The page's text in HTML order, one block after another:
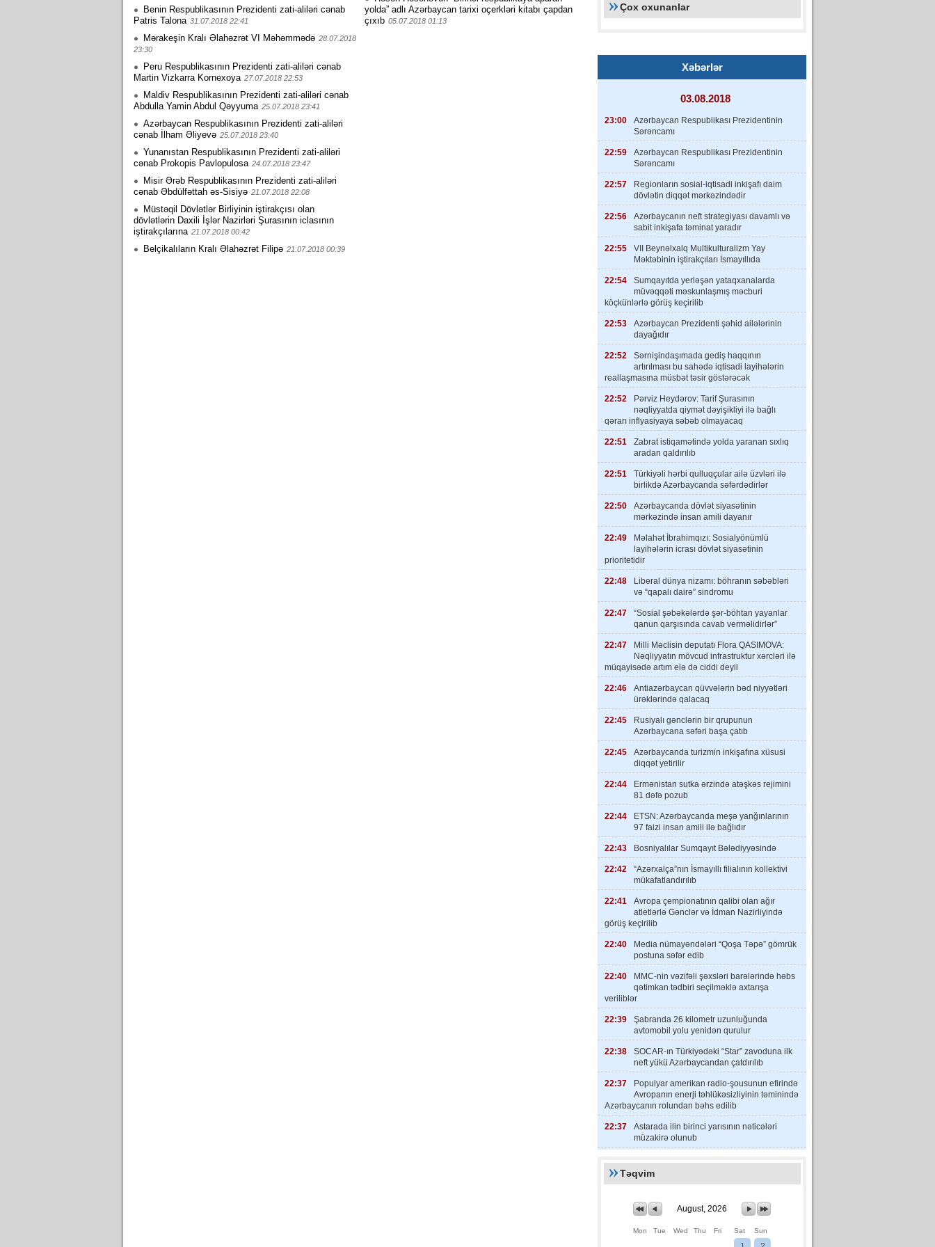
Benin Respublikasının Prezidenti zati-aliləri cənab
Patris Talona 31.07.2018 22:41
Mərakeşin Kralı Əlahəzrət VI Məhəmmədə 28.07.2018
23:30
Peru Respublikasının Prezidenti zati-aliləri cənab
Martin Vizkarra Kornexoya 27.07.2018 22:53
Maldiv Respublikasının Prezidenti zati-aliləri cənab
Abdulla Yamin Abdul Qəyyuma 25.07.2018 23:41
Azərbaycan Respublikasının Prezidenti zati-aliləri
cənab İlham Əliyevə 25.07.2018 23:40
Yunanıstan Respublikasının Prezidenti zati-aliləri
cənab Prokopis Pavlopulosa 24.07.2018 23:47
Misir Ərəb Respublikasının Prezidenti zati-aliləri
cənab Əbdülfəttah əs-Sisiyə 21.07.2018 22:08
Müstəqil Dövlətlər Birliyinin iştirakçısı olan
dövlətlərin Daxili İşlər Nazirləri Şurasının iclasının
iştirakçılarına 21.07.2018 00:42
Belçikalıların Kralı Əlahəzrət Filipə 21.07.2018 00:39
yolda” adlı Azərbaycan tarixi oçerkləri kitabı çapdan
çıxıb 05.07.2018 01:13
Çox oxunanlar
Xəbərlər
03.08.2018
23:00
Azərbaycan Respublikası Prezidentinin
Sərəncamı
22:59
Azərbaycan Respublikası Prezidentinin
Sərəncamı
22:57
Regionların sosial-iqtisadi inkişafı daim
dövlətin diqqət mərkəzindədir
22:56
Azərbaycanın neft strategiyası davamlı və
sabit inkişafa təminat yaradır
22:55
VII Beynəlxalq Multikulturalizm Yay
Məktəbinin iştirakçıları İsmayıllıda
22:54
Sumqayıtda yerləşən yataqxanalarda
müvəqqəti məskunlaşmış məcburi
köçkünlərlə görüş keçirilib
22:53
Azərbaycan Prezidenti şəhid ailələrinin
dayağıdır
22:52
Sərnişindaşımada gediş haqqının
artırılması bu sahədə iqtisadi layihələrin
reallaşmasına müsbət təsir göstərəcək
22:52
Pərviz Heydərov: Tarif Şurasının
nəqliyyatda qiymət dəyişikliyi ilə bağlı
qərarı inflyasiyaya səbəb olmayacaq
22:51
Zabrat istiqamətində yolda yaranan sıxlıq
aradan qaldırılıb
22:51
Türkiyəli hərbi qulluqçular ailə üzvləri ilə
birlikdə Azərbaycanda səfərdədirlər
22:50
Azərbaycanda dövlət siyasətinin
mərkəzində insan amili dayanır
22:49
Məlahət İbrahimqızı: Sosialyönümlü
layihələrin icrası dövlət siyasətinin
prioritetidir
22:48
Liberal dünya nizamı: böhranın səbəbləri
və “qapalı dairə” sindromu
22:47
“Sosial şəbəkələrdə şər-böhtan yayanlar
qanun qarşısında cavab verməlidirlər”
22:47
Milli Məclisin deputatı Flora QASIMOVA:
Nəqliyyatın mövcud infrastruktur xərcləri ilə
müqayisədə artım elə də ciddi deyil
22:46
Antiazərbaycan qüvvələrin bəd niyyətləri
ürəklərində qalacaq
22:45
Rusiyalı gənclərin bir qrupunun
Azərbaycana səfəri başa çatıb
22:45
Azərbaycanda turizmin inkişafına xüsusi
diqqət yetirilir
22:44
Ermənistan sutka ərzində atəşkəs rejimini
81 dəfə pozub
22:44
ETSN: Azərbaycanda meşə yanğınlarının
97 faizi insan amili ilə bağlıdır
22:43 Bosniyalılar Sumqayıt Bələdiyyəsində
22:42
“Azərxalça”nın İsmayıllı filialının kollektivi
mükafatlandırılıb
22:41
Avropa çempionatının qalibi olan ağır
atletlərlə Gənclər və İdman Nazirliyində
görüş keçirilib
22:40
Media nümayəndələri “Qoşa Təpə” gömrük
postuna səfər edib
22:40
MMC-nin vəzifəli şəxsləri barələrində həbs
qətimkan tədbiri seçilməklə axtarışa
veriliblər
22:39
Şabranda 26 kilometr uzunluğunda
avtomobil yolu yenidən qurulur
22:38
SOCAR-ın Türkiyədəki “Star” zavoduna ilk
neft yükü Azərbaycandan çatdırılıb
22:37
Populyar amerikan radio-şousunun efirində
Avropanın enerji təhlükəsizliyinin təminində
Azərbaycanın rolundan bəhs edilib
22:37
Astarada ilin birinci yarısının nəticələri
müzakirə olunub
Təqvim
August, 2026
Mon Tue Wed Thu Fri Sat Sun